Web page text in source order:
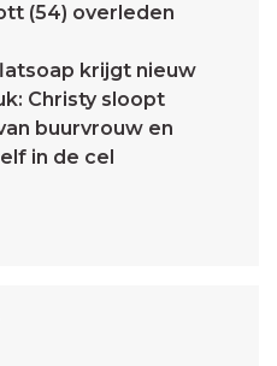
(54) overleden
krijgt nieuw
Christy sloopt
buurvrouw en
in de cel